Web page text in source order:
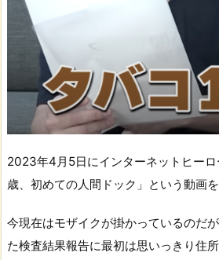
2023年4月5日にインターネットヒー
歳、初めての人間ドック」という動画を
今現在はモザイクが掛かっているのだ
た検査結果報告に最初は思いっきり住